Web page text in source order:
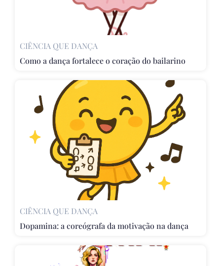
CIÊNCIA QUE DANÇA
Como a dança fortalece o coração do bailarino
CIÊNCIA QUE DANÇA
Dopamina: a coreógrafa da motivação na dança